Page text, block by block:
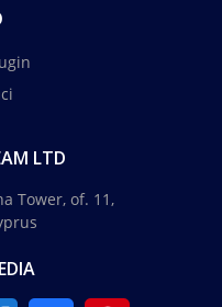
LTD
Tower, of. 11,